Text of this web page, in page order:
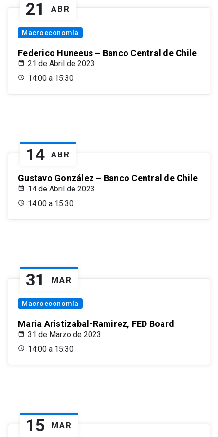
21 ABR
Macroeconomía
Federico Huneeus – Banco Central de Chile
21 de Abril de 2023
14:00 a 15:30
14 ABR
Gustavo González – Banco Central de Chile
14 de Abril de 2023
14:00 a 15:30
31 MAR
Macroeconomía
Maria Aristizabal-Ramirez, FED Board
31 de Marzo de 2023
14:00 a 15:30
15 MAR